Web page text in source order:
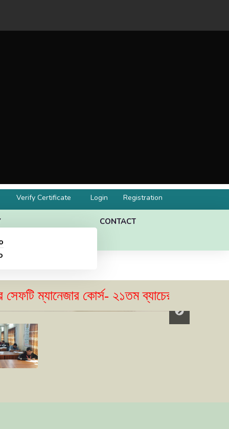
Verify Certificate Login Registration
CONTACT
ম্যানেজার কোর্স- ২১তম ব্যাচের ভর্তি বিজ্ঞপ্তি